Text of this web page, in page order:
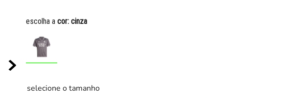
escolha acor:cinza
selecione o tamanho